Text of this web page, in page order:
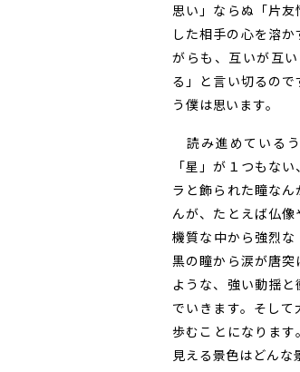
思い」ならぬ「片
した相手の心を溶
がらも、互いが互
る」と言い切るの
う僕は思います。
読み進めている
「星」が１つもな
ラと飾られた瞳な
んが、たとえば仏
機質な中から強烈
黒の瞳から涙が唐
ような、強い動揺
でいきます。そし
歩むことになりま
見える景色はどんな